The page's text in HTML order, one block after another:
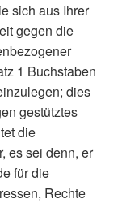
sich aus Ihrer
gegen die
1 Buchstaben
dies
gestütztes
die
es sei denn, er
für die
Rechte